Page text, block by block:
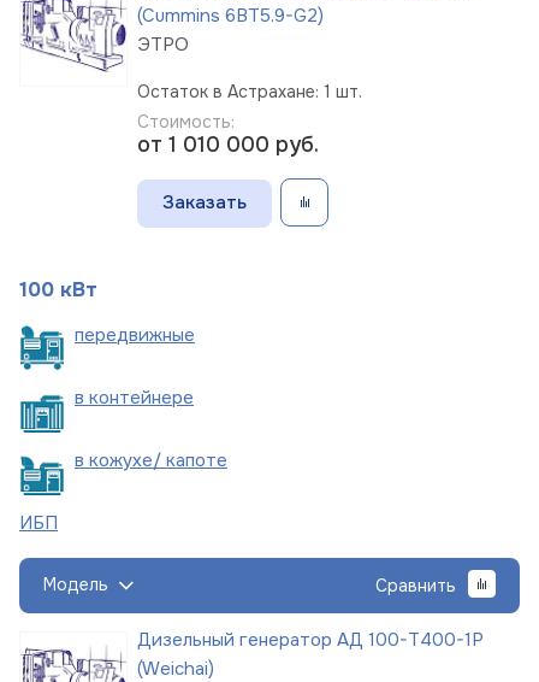
(Cummins 6BT5.9-G2)
ЭТРО
Остаток в Астрахане: 1 шт.
Стоимость:
от 1 010 000 руб.
Заказать
100 кВт
передвижные
в контейнере
в кожухе/ капоте
ИБП
Модель Сравнить
Дизельный генератор АД 100-Т400-1Р
(Weichai)